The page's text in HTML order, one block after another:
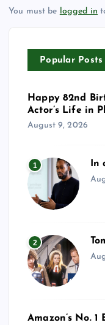
You must be logged in
Popular Posts
Happy 82nd
Actor’s Life in
August 9, 2026
1 In
2
Amazon’s No.